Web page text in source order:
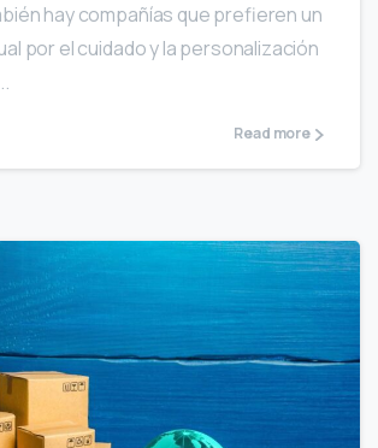
hay compañías que prefieren un
por el cuidado y la personalización
Read more